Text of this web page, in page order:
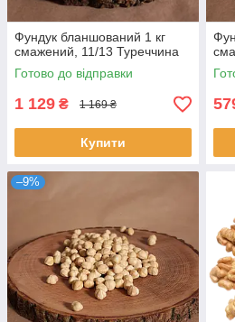
Фундук бланшований 1 кг
смажений, 11/13 Туреччина
Готово до відправки
1 129 ₴ 1 169 ₴
Купити
–9%